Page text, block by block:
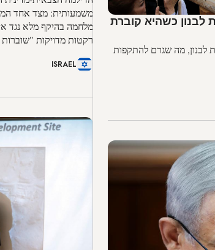
לבנון כשהיא קוברת
לבנון, מה שגרם להתקפות
משמעותית: מצד אחד
מלחמה בהיקף מלא נגד
רקטות מדויקות "שוברות
ISRAEL